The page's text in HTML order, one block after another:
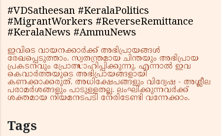
#VDSatheesan #KeralaPolitics
#MigrantWorkers #ReverseRemittance
#KeralaNews #AmmuNews
ഇവിടെ വായനക്കാർക്ക് അഭിപ്രായങ്ങൾ
രേഖപ്പെടുത്താം. സ്വതന്ത്രമായ ചിന്തയും അഭിപ്രായ
പ്രകടനവും പ്രോത്സാഹിപ്പിക്കുന്നു. എന്നാൽ ഇവ
കെവാർത്തയുടെ അഭിപ്രായങ്ങളായി
കണക്കാക്കരുത്. അധിക്ഷേപങ്ങളും വിദ്വേഷ - അശ്ലീല
പരാമർശങ്ങളും പാടുള്ളതല്ല. ലംഘിക്കുന്നവർക്ക്
ശക്തമായ നിയമനടപടി നേരിടേണ്ടി വന്നേക്കാം.
Tags